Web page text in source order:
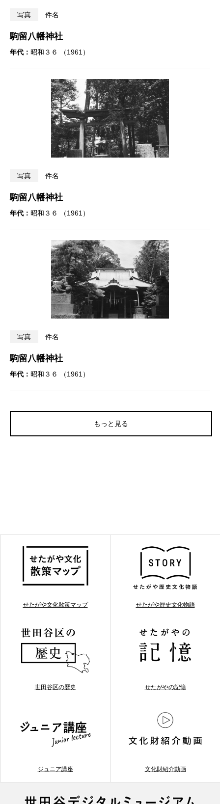
写真 件名
駒留八幡神社
年代： 昭和３６ （1961）
写真 件名
駒留八幡神社
年代： 昭和３６ （1961）
写真 件名
駒留八幡神社
年代： 昭和３６ （1961）
もっと見る
せたがや文化散策マップ せたがや歴史文化物語
世田谷区の歴史 せたがやの記憶
ジュニア講座 文化財紹介動画